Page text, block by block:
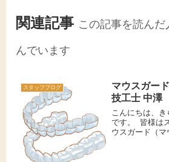
関連記事 この記事を読ん
んでいます
スタッフブログ
マウスガー
技工士 中澤
こんにちは、
です。 皆様は
ウスガード（